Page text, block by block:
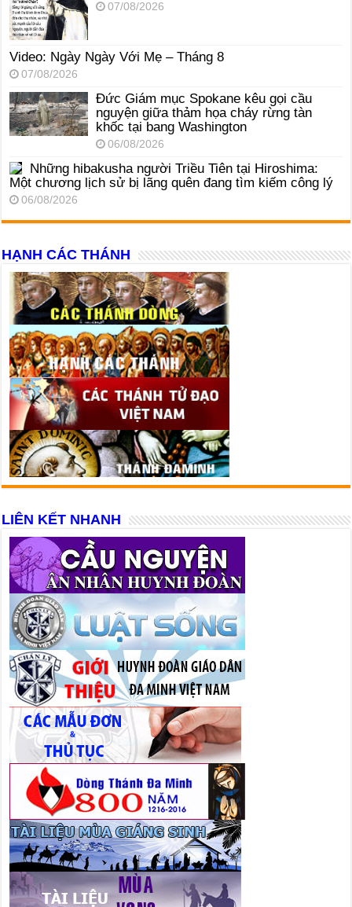
07/08/2026
Video: Ngày Ngày Với Mẹ – Tháng 8
07/08/2026
Đức Giám mục Spokane kêu gọi cầu
nguyện giữa thảm họa cháy rừng tàn
khốc tại bang Washington
06/08/2026
Những hibakusha người Triều Tiên tại Hiroshima:
Một chương lịch sử bị lãng quên đang tìm kiếm công lý
06/08/2026
HẠNH CÁC THÁNH
LIÊN KẾT NHANH